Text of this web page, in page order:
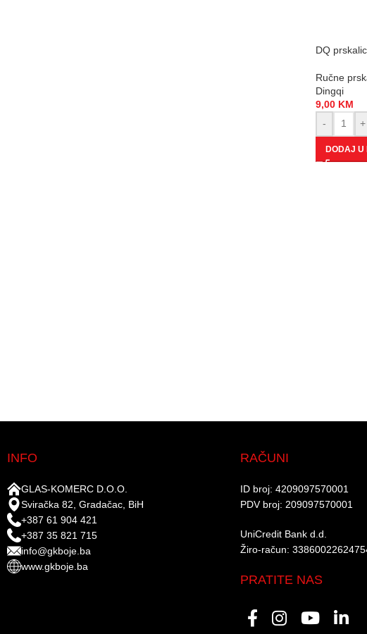
DQ
Ručne
Dingqi
9,00 KM
-
+
DODAJ U
INFO
GLAS-KOMERC D.O.O.
Sviračka 82, Gradačac, BiH
+387 61 904 421
+387 35 821 715
info@gkboje.ba
www.gkboje.ba
RAČUNI
ID broj: 4209097570001​
PDV broj: 209097570001 ​
UniCredit Bank d.d.​
Žiro-račun:
PRATITE NAS